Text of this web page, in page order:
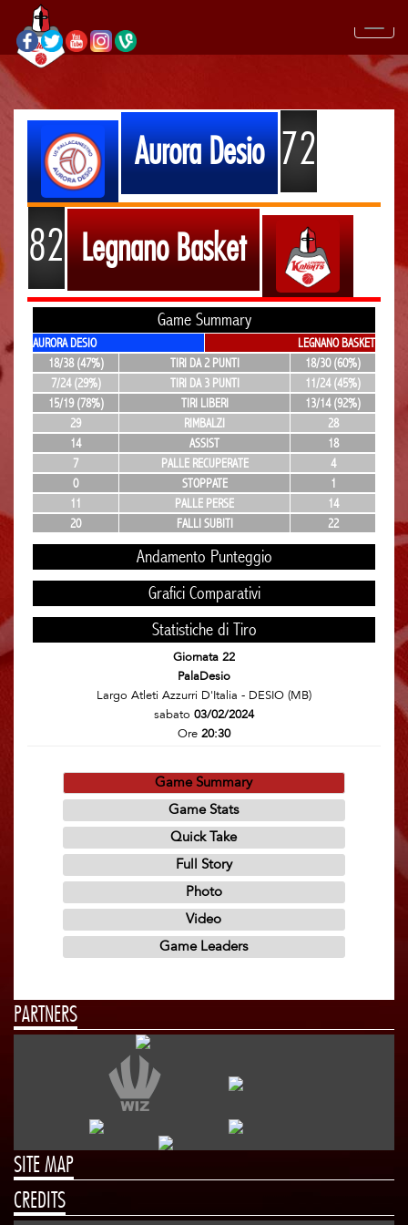
Aurora Desio 72
82 Legnano Basket
Game Summary
AURORA DESIO
LEGNANO BASKET
18/38 (47%)
TIRI DA 2 PUNTI
18/30 (60%)
7/24 (29%)
TIRI DA 3 PUNTI
11/24 (45%)
15/19 (78%)
TIRI LIBERI
13/14 (92%)
29
RIMBALZI
28
14
ASSIST
18
7
PALLE RECUPERATE
4
0
STOPPATE
1
11
PALLE PERSE
14
20
FALLI SUBITI 22
Andamento Punteggio
Grafici Comparativi
Statistiche di Tiro
Giornata 22
PalaDesio
Largo Atleti Azzurri D'Italia - DESIO (MB)
sabato 03/02/2024
Ore 20:30
PARTNERS
SITE MAP
CREDITS